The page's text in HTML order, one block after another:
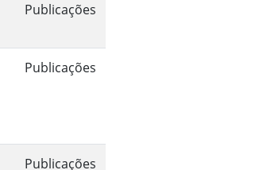
Publicações
Publicações
Publicações